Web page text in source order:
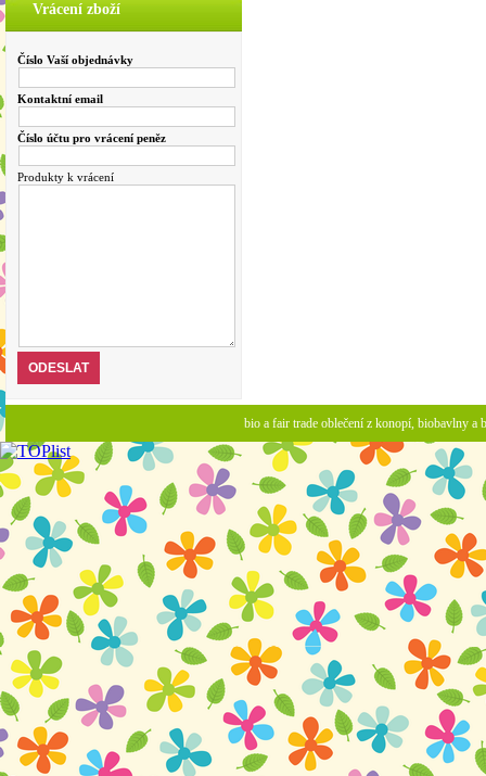
Vrácení zboží
Číslo Vaší objednávky
Kontaktní email
Číslo účtu pro vrácení peněz
Produkty k vrácení
bio a fair trade oblečení z konopí, biobavlny a